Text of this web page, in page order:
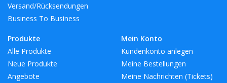
Versand/Rücksendungen
Business To Business
Produkte
Alle Produkte
Neue Produkte
Angebote
Mein Konto
Kundenkonto anlegen
Meine Bestellungen
Meine Nachrichten (Tickets)